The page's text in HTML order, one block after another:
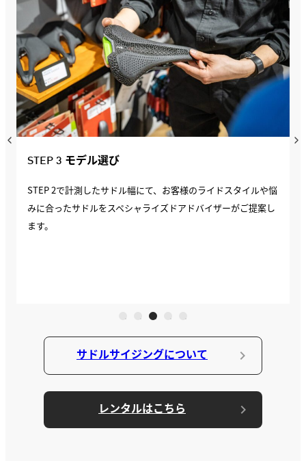
STEP 3 モデル選び
STEP 2で計測したサドル幅にて、お客様のライドスタイルや悩
みに合ったサドルをスペシャライズドアドバイザーがご提案し
ます。
サドルサイジングについて
レンタルはこちら